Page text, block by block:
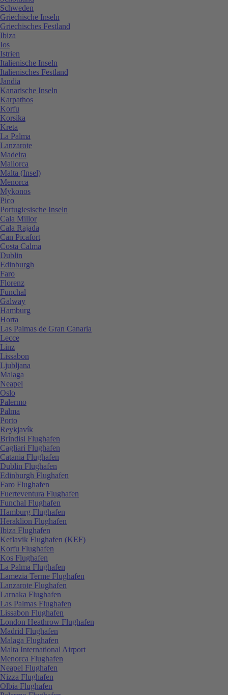
Schweden
Griechische Inseln
Griechisches Festland
Ibiza
Ios
Istrien
Italienische Inseln
Italienisches Festland
Jandia
Kanarische Inseln
Karpathos
Korfu
Korsika
Kreta
La Palma
Lanzarote
Madeira
Mallorca
Malta (Insel)
Menorca
Mykonos
Pico
Portugiesische Inseln
Cala Millor
Cala Rajada
Can Picafort
Costa Calma
Dublin
Edinburgh
Faro
Florenz
Funchal
Galway
Hamburg
Horta
Las Palmas de Gran Canaria
Lecce
Linz
Lissabon
Ljubljana
Malaga
Neapel
Oslo
Palermo
Palma
Porto
Reykjavík
Brindisi Flughafen
Cagliari Flughafen
Catania Flughafen
Dublin Flughafen
Edinburgh Flughafen
Faro Flughafen
Fuerteventura Flughafen
Funchal Flughafen
Hamburg Flughafen
Heraklion Flughafen
Ibiza Flughafen
Keflavik Flughafen (KEF)
Korfu Flughafen
Kos Flughafen
La Palma Flughafen
Lamezia Terme Flughafen
Lanzarote Flughafen
Larnaka Flughafen
Las Palmas Flughafen
Lissabon Flughafen
London Heathrow Flughafen
Madrid Flughafen
Malaga Flughafen
Malta International Airport
Menorca Flughafen
Neapel Flughafen
Nizza Flughafen
Olbia Flughafen